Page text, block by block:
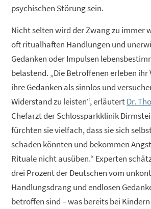
psychischen Störung sein.
Nicht selten wird der Zwang zu immer
oft ritualhaften Handlungen und
Gedanken oder Impulsen
belastend. „Die Betroffenen erleben
ihre Gedanken als sinnlos und
Widerstand zu leisten“, erläutertDr.
Chefarzt der Schlossparkklinik
fürchten sie vielfach, dass sie sich
schaden könnten und bekommen
Rituale nicht ausüben.“ Experten
drei Prozent der Deutschen vom
Handlungsdrang und endlosen
betroffen sind – was bereits bei